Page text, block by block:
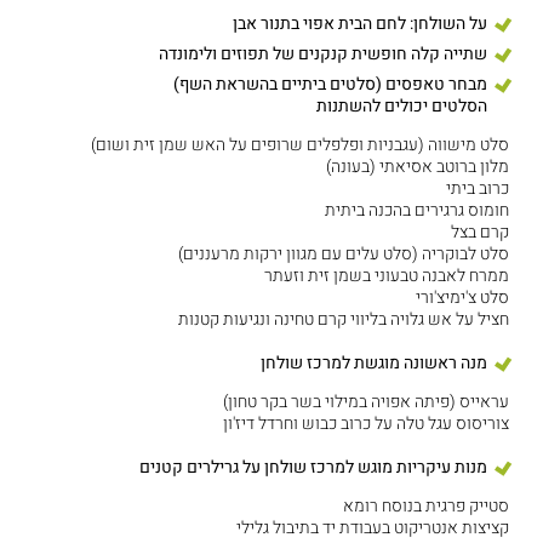
על השולחן: לחם הבית אפוי בתנור אבן
שתייה קלה חופשית קנקנים של תפוזים ולימונדה
מבחר טאפסים (סלטים ביתיים בהשראת השף)
הסלטים יכולים להשתנות
סלט מישווה (עגבניות ופלפלים שרופים על האש שמן זית ושום)
מלון ברוטב אסיאתי (בעונה)
כרוב ביתי
חומוס גרגירים בהכנה ביתית
קרם בצל
סלט לבוקריה (סלט עלים עם מגוון ירקות מרעננים)
ממרח לאבנה טבעוני בשמן זית וזעתר
סלט צ'ימיצ'ורי
חציל על אש גלויה בליווי קרם טחינה ונגיעות קטנות
מנה ראשונה מוגשת למרכז שולחן
עראייס (פיתה אפויה במילוי בשר בקר טחון)
צוריסוס עגל טלה על כרוב כבוש וחרדל דיז'ון
מנות עיקריות מוגש למרכז שולחן על גרילרים קטנים
סטייק פרגית בנוסח רומא
קציצות אנטריקוט בעבודת יד בתיבול גלילי